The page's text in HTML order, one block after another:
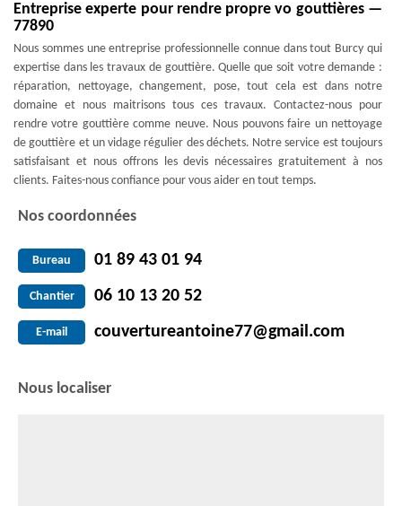
Entreprise experte pour rendre propre vo gouttières —
77890
Nous sommes une entreprise professionnelle connue dans tout Burcy qui
expertise dans les travaux de gouttière. Quelle que soit votre demande :
réparation, nettoyage, changement, pose, tout cela est dans notre
domaine et nous maitrisons tous ces travaux. Contactez-nous pour
rendre votre gouttière comme neuve. Nous pouvons faire un nettoyage
de gouttière et un vidage régulier des déchets. Notre service est toujours
satisfaisant et nous offrons les devis nécessaires gratuitement à nos
clients. Faites-nous confiance pour vous aider en tout temps.
Nos coordonnées
Bureau 01 89 43 01 94
Chantier 06 10 13 20 52
E-mail couvertureantoine77@gmail.com
Nous localiser